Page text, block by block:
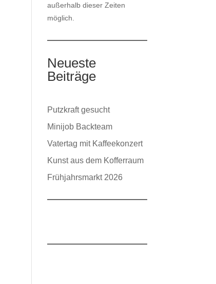
außerhalb dieser Zeiten
möglich.
Neueste
Beiträge
Putzkraft gesucht
Minijob Backteam
Vatertag mit Kaffeekonzert
Kunst aus dem Kofferraum
Frühjahrsmarkt 2026